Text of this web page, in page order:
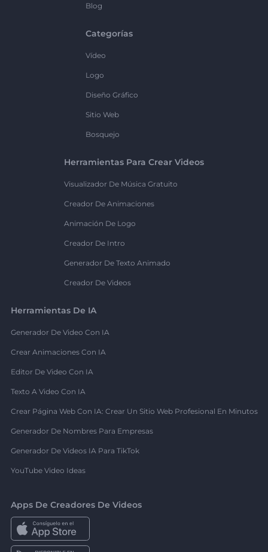
Blog
Categorías
Vídeo
Logo
Diseño Gráfico
Sitio Web
Bosquejo
Herramientas Para Crear Videos
Visualizador De Música Gratuito
Creador De Animaciones
Animación De Logo
Creador De Intro
Generador De Texto Animado
Creador De Videos
Herramientas De IA
Generador De Video Con IA
Crear Animaciones Con IA
Editor De Video Con IA
Texto A Video Con IA
Crear Página Web Con IA: Crear Un Sitio Web Profesional En Minutos
Generador De Nombres Para Empresas
Generador De Videos IA Para TikTok
YouTube Video Ideas
Apps De Creadores De Videos